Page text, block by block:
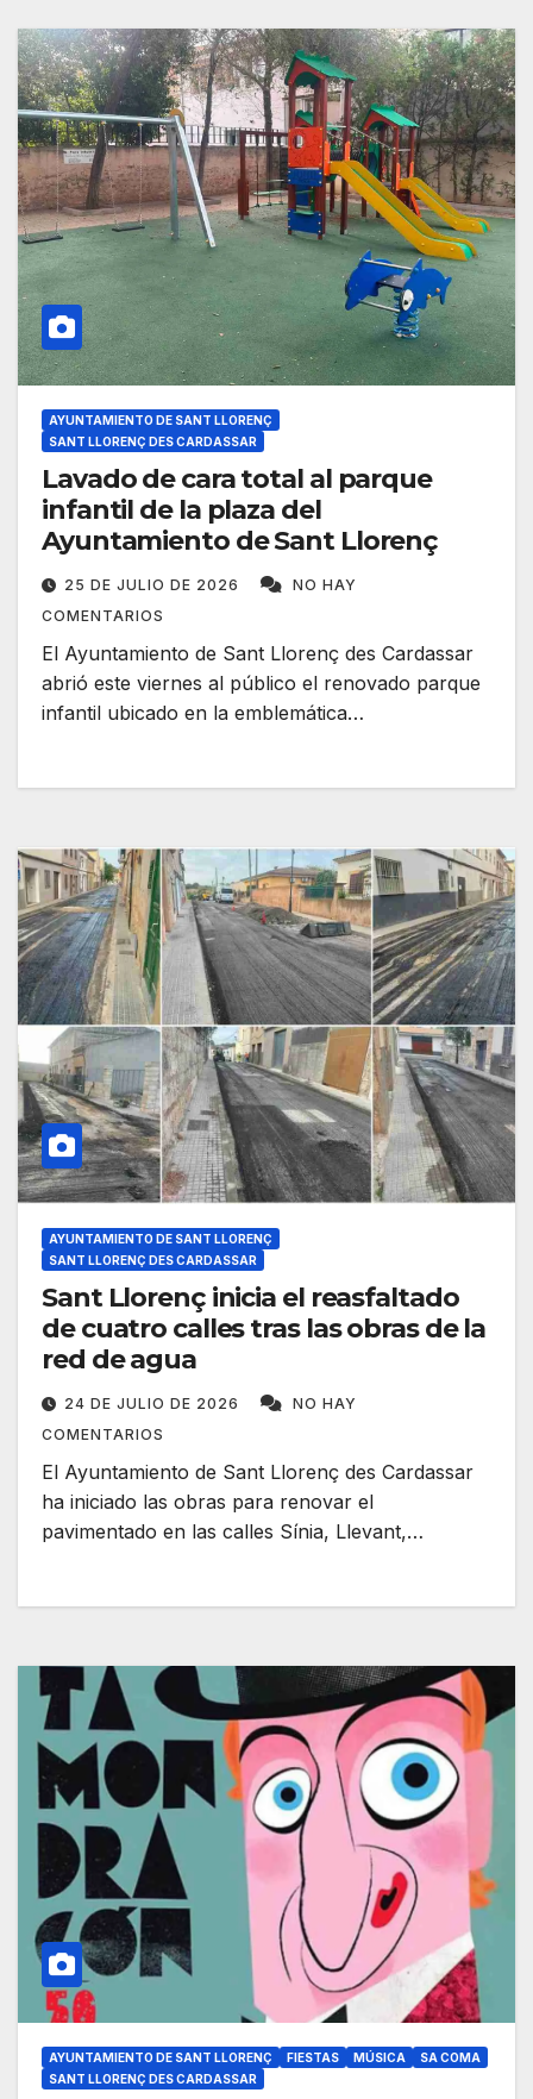
AYUNTAMIENTO DE SANT LLORENÇ
SANT LLORENÇ DES CARDASSAR
Lavado de cara total al parque
infantil de la plaza del
Ayuntamiento de Sant Llorenç
25 DE JULIO DE 2026
NO HAY
COMENTARIOS
El Ayuntamiento de Sant Llorenç des Cardassar
abrió este viernes al público el renovado parque
infantil ubicado en la emblemática…
AYUNTAMIENTO DE SANT LLORENÇ
SANT LLORENÇ DES CARDASSAR
Sant Llorenç inicia el reasfaltado
de cuatro calles tras las obras de la
red de agua
24 DE JULIO DE 2026
NO HAY
COMENTARIOS
El Ayuntamiento de Sant Llorenç des Cardassar
ha iniciado las obras para renovar el
pavimentado en las calles Sínia, Llevant,…
AYUNTAMIENTO DE SANT LLORENÇ FIESTAS MÚSICA
SA COMA
SANT LLORENÇ DES CARDASSAR